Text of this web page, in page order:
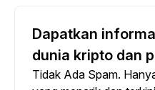
Dapatkan
dunia kripto dan
Tidak Ada Spam.